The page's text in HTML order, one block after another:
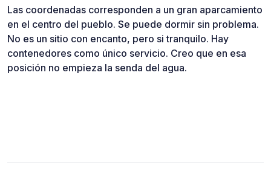
Las coordenadas corresponden a un gran aparcamiento
en el centro del pueblo. Se puede dormir sin problema.
No es un sitio con encanto, pero si tranquilo. Hay
contenedores como único servicio. Creo que en esa
posición no empieza la senda del agua.